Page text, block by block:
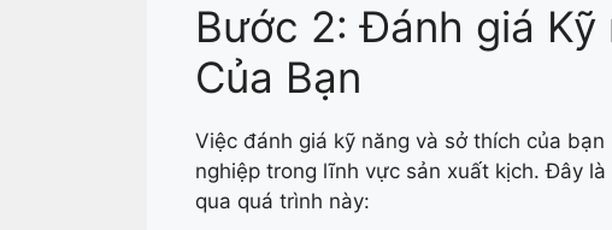
Bước 2: Đánh giá Kỹ
Của Bạn
Việc đánh giá kỹ năng và sở thích của
nghiệp trong lĩnh vực sản xuất kịch. Đây
qua quá trình này: